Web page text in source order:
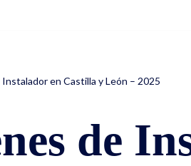
Instalador en Castilla y León – 2025
de